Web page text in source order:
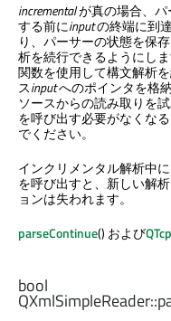
incrementalが真の場合、パ
する前にinputの終端に到
り、パーサーの状態を保
析を続行できるようにし
関数を使用して構文解析
スinputへのポインタを格納
ソースからの読み取りを
を呼び出す必要がなくな
でください。
インクリメンタル解析中に
を呼び出すと、新しい解
ョンは失われます。
parseContinue() および
bool
QXmlSimpleReader::